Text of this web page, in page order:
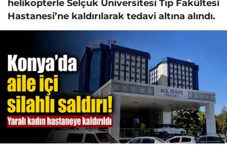
helikopterle Selçuk Üniversitesi Tıp Fakültesi
Hastanesi’ne kaldırılarak tedavi altına alındı.